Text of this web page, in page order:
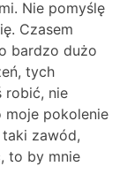
Nie pomyślę
Czasem
bardzo dużo
tych
robić, nie
pokolenie
zawód,
to by mnie